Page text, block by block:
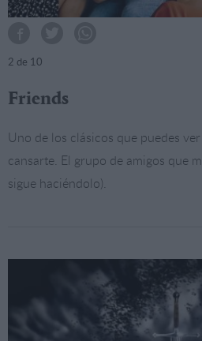
2 de 10
Friends
Uno de los clásicos que puedes
cansarte. El grupo de amigos que
sigue haciéndolo).